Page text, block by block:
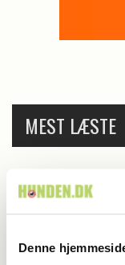
Denne
MEST LÆSTE